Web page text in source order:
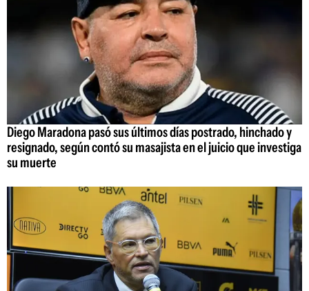
Diego Maradona pasó sus últimos días postrado, hinchado y
resignado, según contó su masajista en el juicio que investiga
su muerte